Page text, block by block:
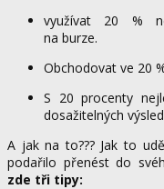
využívat 20 %
na burze.
Obchodovat ve 20
S 20 procenty
dosažitelných
A jak na to??? Jak to
podařilo přenést do
zde tři tipy: